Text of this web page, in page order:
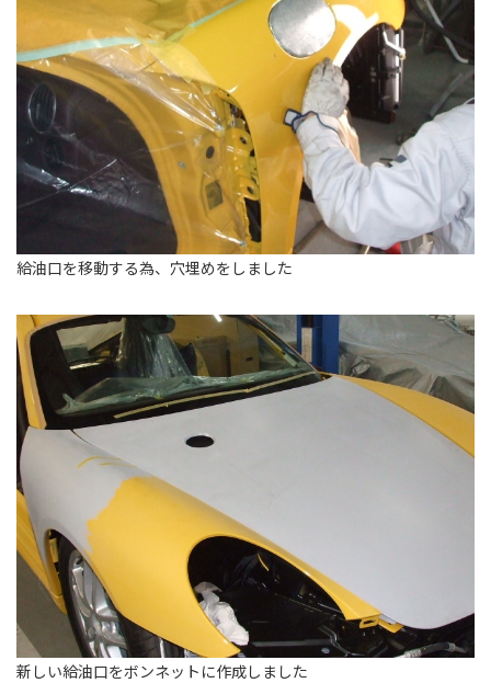
給油口を移動する為、穴埋めをしました
新しい給油口をボンネットに作成しました